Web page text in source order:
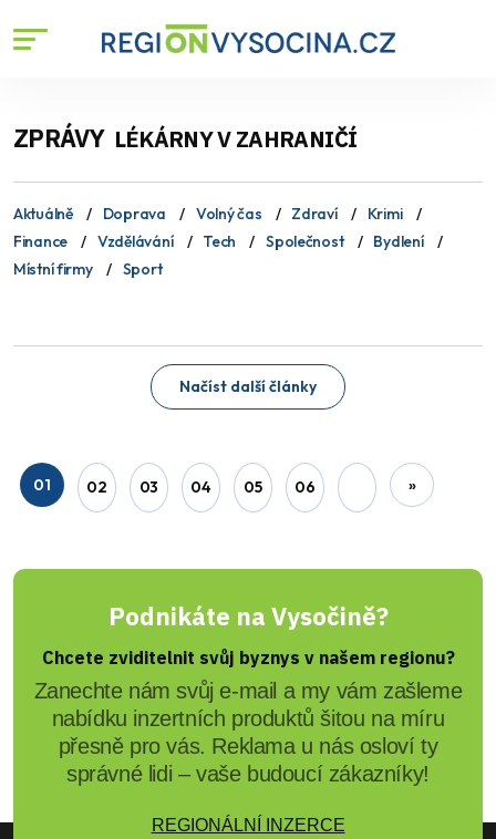
ZPRÁVY LÉKÁRNY V ZAHRANIČÍ
Aktuálně Doprava Volný čas Zdraví
Krimi
Finance
Vzdělávání Tech Společnost
Bydlení
Místní firmy
Sport
Načíst další články
01 02 03 04 05 06 »
Podnikáte na Vysočině?
Chcete zviditelnit svůj byznys v našem regionu?
Zanechte nám svůj e-mail a my vám zašleme
nabídku inzertních produktů šitou na míru
přesně pro vás. Reklama u nás osloví ty
správné lidi – vaše budoucí zákazníky!
REGIONÁLNÍ INZERCE